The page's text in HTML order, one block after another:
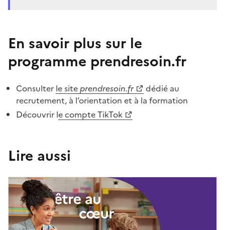
En savoir plus sur le
programme prendresoin.fr
Consulter le siteprendresoin.fr
dédié au
recrutement, à l’orientation et à la formation
Découvrir le compte TikTok
Lire aussi